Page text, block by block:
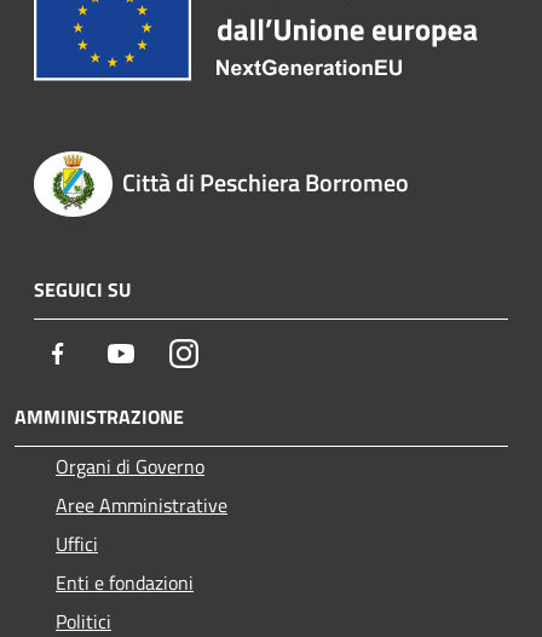
Città di Peschiera Borromeo
SEGUICI SU
Facebook YoutubeInstagram
AMMINISTRAZIONE
Organi di Governo
Aree Amministrative
Uffici
Enti e fondazioni
Politici